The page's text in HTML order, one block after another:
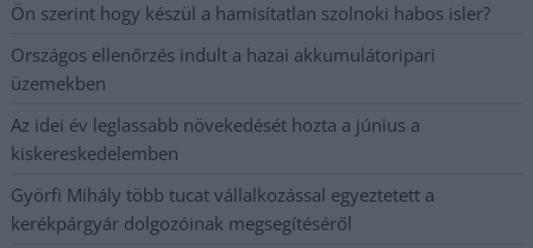
Ön szerint hogy készül a hamisítatlan szolnoki habos isler?
Országos ellenőrzés indult a hazai akkumulátoripari
üzemekben
Az idei év leglassabb növekedését hozta a június a
kiskereskedelemben
Györfi Mihály több tucat vállalkozással egyeztetett a
kerékpárgyár dolgozóinak megsegítéséről